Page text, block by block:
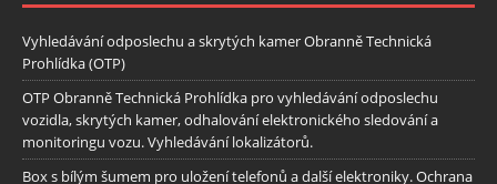
Vyhledávání odposlechu a skrytých kamer Obranně Technická
Prohlídka (OTP)
OTP Obranně Technická Prohlídka pro vyhledávání odposlechu
vozidla, skrytých kamer, odhalování elektronického sledování a
monitoringu vozu. Vyhledávání lokalizátorů.
Box s bílým šumem pro uložení telefonů a další elektroniky. Ochrana